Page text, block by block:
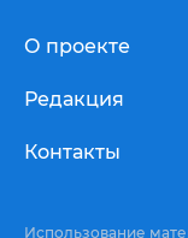
О проекте
Редакция
Контакты
Использование